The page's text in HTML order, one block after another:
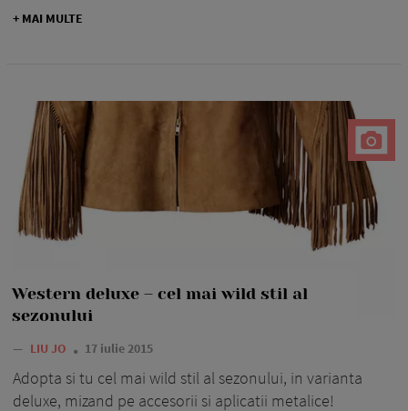
+ MAI MULTE
Western deluxe – cel mai wild stil al
sezonului
— LIU JO 17 iulie 2015
Adopta si tu cel mai wild stil al sezonului, in varianta
deluxe, mizand pe accesorii si aplicatii metalice!